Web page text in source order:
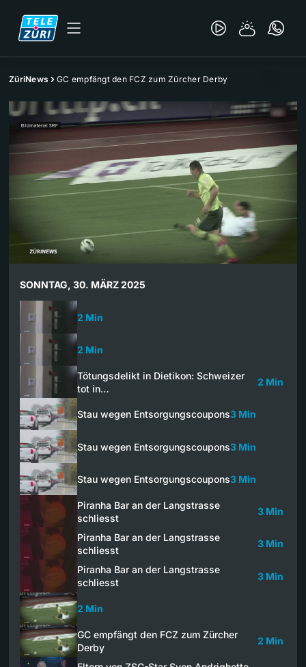
ZüriNews GC empfängt den FCZ zum Zürcher Derby
SONNTAG, 30. MÄRZ 2025
2 Min
2 Min
Tötungsdelikt in Dietikon: Schweizer
tot in…
2 Min
Stau wegen Entsorgungscoupons3 Min
Stau wegen Entsorgungscoupons3 Min
Stau wegen Entsorgungscoupons3 Min
Piranha Bar an der Langstrasse
schliesst
3 Min
Piranha Bar an der Langstrasse
schliesst
3 Min
Piranha Bar an der Langstrasse
schliesst
3 Min
2 Min
GC empfängt den FCZ zum Zürcher
Derby
2 Min